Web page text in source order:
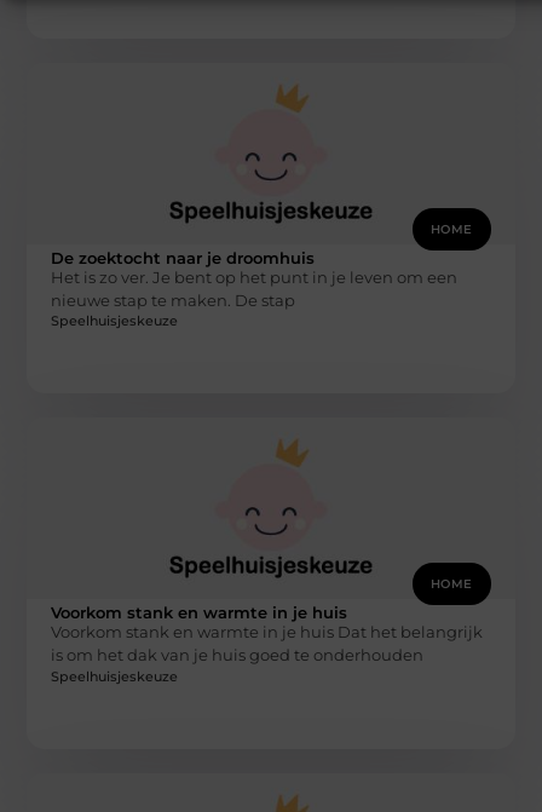
HOME
De zoektocht naar je droomhuis
Het is zo ver. Je bent op het punt in je leven om een
nieuwe stap te maken. De stap
Speelhuisjeskeuze
HOME
Voorkom stank en warmte in je huis
Voorkom stank en warmte in je huis Dat het belangrijk
is om het dak van je huis goed te onderhouden
Speelhuisjeskeuze